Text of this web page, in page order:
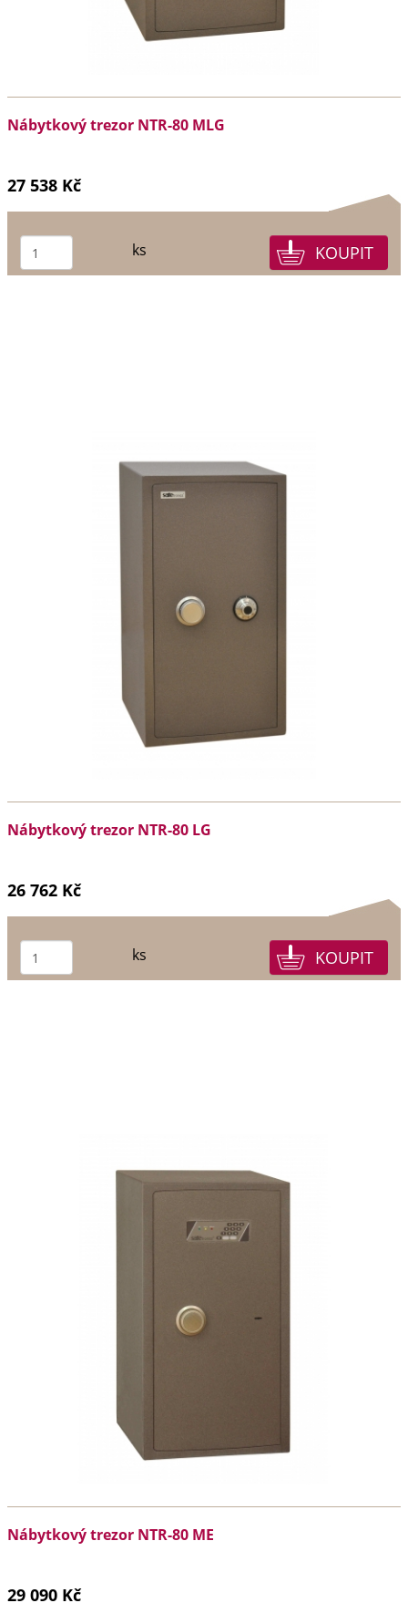
Nábytkový trezor NTR-80 MLG
27 538 Kč
ks
Nábytkový trezor NTR-80 LG
26 762 Kč
ks
Nábytkový trezor NTR-80 ME
29 090 Kč